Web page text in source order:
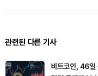
관련된 다른 기사
비트코인, 46